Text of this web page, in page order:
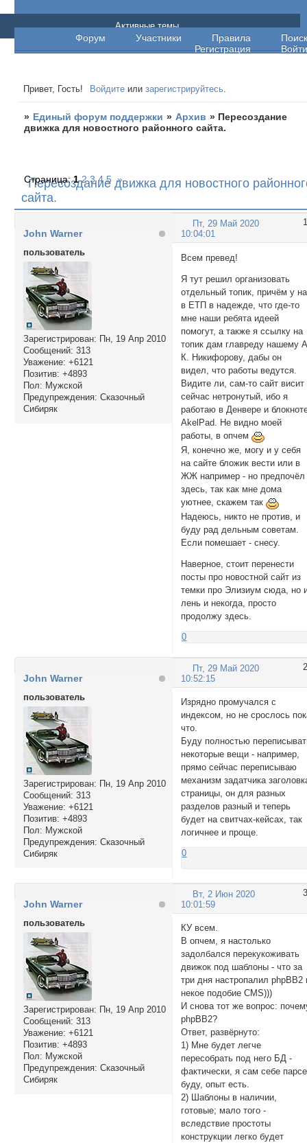
Единый форум поддержки
Форум Участники Правила
Поиск
Регистрация
Войти
Активные темы
Привет, Гость! Войдите илизарегистрируйтесь.
» Единый форум поддержки » Архив » Пересоздание
движка для новостного районного сайта.
Пересоздание движка для новостного
сайта.
Страница:1 2 3 4 5 »
1
Пт, 29 Май 2020
10:04:01
John Warner
пользователь
Зарегистрирован: Пн, 19 Апр 2010
Сообщений: 313
Уважение: +6121
Позитив: +4893
Пол: Мужской
Предупреждения: Сказочный
Сибиряк
Всем превед!
Я тут решил организовать
отдельный топик, причём у
в ЕТП в надежде, что где-то
мне наши ребята идеей
помогут, а также я ссылку на
топик дам главреду нашему
К. Никифорову, дабы он
видел, что работы ведутся.
Видите ли, сам-то сайт висит
сейчас нетронутый, ибо я
работаю в Денвере и
AkelPad. Не видно моей
работы, в опчем
Я, конечно же, могу и у себя
на сайте бложик вести или в
ЖЖ например - но предпочёл
здесь, так как мне дома
уютнее, скажем так
Надеюсь, никто не против, и
буду рад дельным советам.
Если помешает - снесу.
Наверное, стоит перенести
посты про новостной сайт из
темки про Элизиум сюда, но
лень и некогда, просто
продолжу здесь.
0
2
Пт, 29 Май 2020
10:52:15
John Warner
пользователь
Зарегистрирован: Пн, 19 Апр 2010
Сообщений: 313
Уважение: +6121
Позитив: +4893
Пол: Мужской
Предупреждения: Сказочный
Сибиряк
Изрядно промучался с
индексом, но не срослось
что.
Буду полностью
некоторые вещи - например,
прямо сейчас переписываю
механизм задатчика
страницы, он для разных
разделов разный и теперь
будет на свитчах-кейсах, так
логичнее и проще.
0
3
Вт, 2 Июн 2020
10:01:59
John Warner
пользователь
Зарегистрирован: Пн, 19 Апр 2010
Сообщений: 313
Уважение: +6121
Позитив: +4893
Пол: Мужской
Предупреждения: Сказочный
Сибиряк
КУ всем.
В опчем, я настолько
задолбался перекукоживать
движок под шаблоны - что за
три дня настропалил phpBB2
некое подобие CMS)))
И снова тот же вопрос:
phpBB2?
Ответ, развёрнуто:
1) Мне будет легче
пересобрать под него БД -
фактически, я сам себе
буду, опыт есть.
2) Шаблоны в наличии,
готовые; мало того -
вследствие простоты
конструкции легко будет